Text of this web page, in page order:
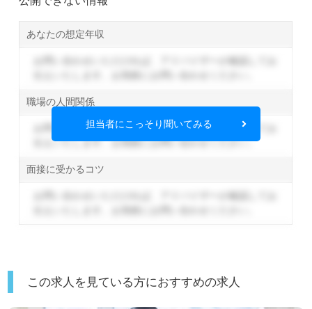
あなたの想定年収
職場の人間関係
お問い合わせいただければ、アドバイザーが確認してお
伝えいたします。お気軽にお問い合わせください。
面接に受かるコツ
担当者にこっそり聞いてみる
この求人を見ている方におすすめの求人